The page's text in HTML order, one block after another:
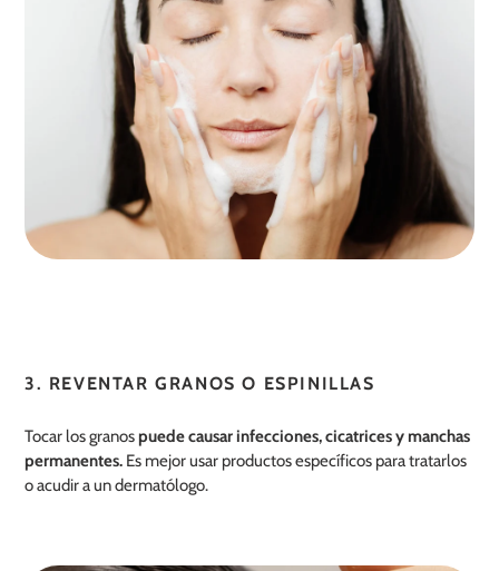
3. REVENTAR GRANOS O ESPINILLAS
Tocar los granospuede causar infecciones, cicatrices y manchas
permanentes. Es mejor usar productos específicos para tratarlos
o acudir a un dermatólogo.